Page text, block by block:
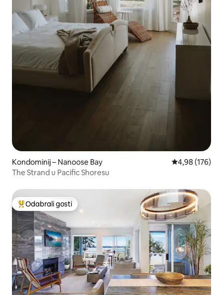
Kondominij – Nanoose Bay Prosječna
4,98 (176)
The Strand u Pacific Shoresu
Među najviše rangiranima s oznakom „Odabrali gosti”
Odabrali gosti